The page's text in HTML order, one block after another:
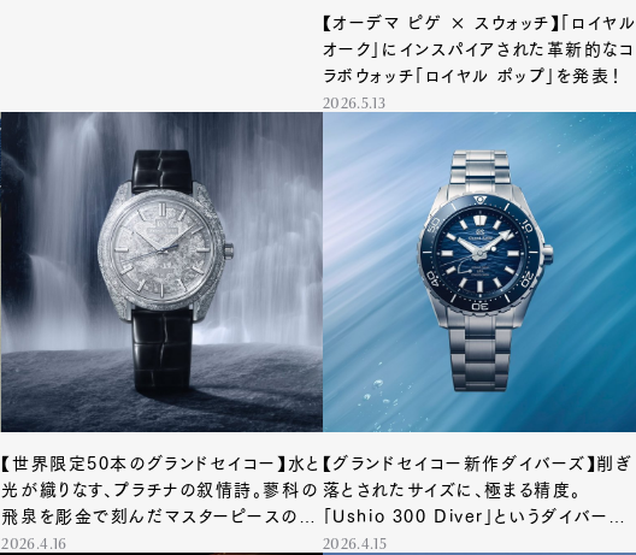
Art&Design Watch
Fashion
Gourmet
Cars Product
Culture
Lifestyle
Pen Membership
【オーデマ ピゲ × スウォッチ】「ロイヤル
オーク」にインスパイアされた革新的なコ
ラボウォッチ「ロイヤル ポップ」を発表！
2026.5.13
【世界限定50本のグランドセイコー】水と
光が織りなす、プラチナの叙情詩。蓼科の
飛泉を彫金で刻んだマスターピースの正
体
2026.4.16
【グランドセイコー新作ダイバーズ】削ぎ
落とされたサイズに、極まる精度。
「Ushio 300 Diver」というダイバーズウ
ォッチの新基準
2026.4.15